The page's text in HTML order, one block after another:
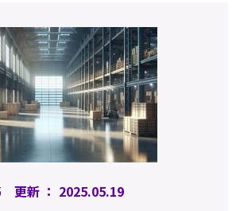
更新 ： 2025.05.19